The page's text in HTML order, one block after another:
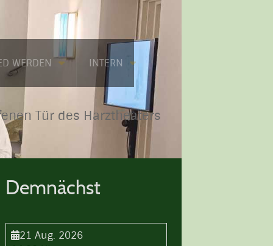
WERDEN INTERN
Tür des Harztheaters
Demnächst
21 Aug. 2026